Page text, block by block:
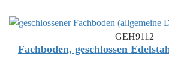
GEH9112
Fachboden, geschlossen